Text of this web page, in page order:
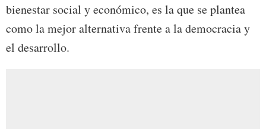
bienestar social y económico, es la que se plantea
como la mejor alternativa frente a la democracia y
el desarrollo.